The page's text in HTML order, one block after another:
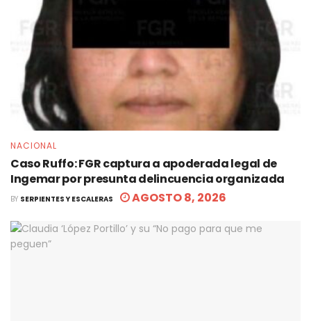
NACIONAL
Caso Ruffo: FGR captura a apoderada legal de
Ingemar por presunta delincuencia organizada
BY SERPIENTES Y ESCALERAS AGOSTO 8, 2026